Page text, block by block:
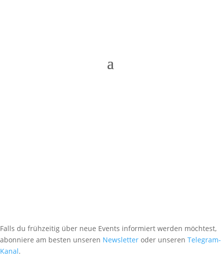
Falls du frühzeitig über neue Events informiert werden möchtest,
abonniere am besten unseren Newsletter oder unseren Telegram-
Kanal.